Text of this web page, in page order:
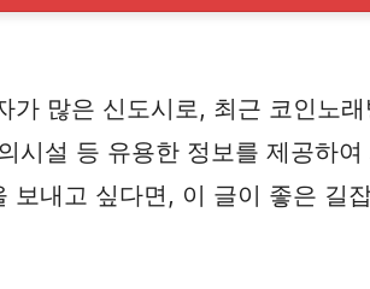
많은 신도시로, 최근 코인노
시설 등 유용한 정보를 제공하
내고 싶다면, 이 글이 좋은 길